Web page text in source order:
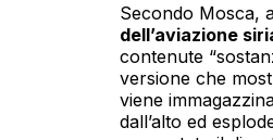
Secondo Mosca,
dell’aviazione
contenute
versione che
viene
dall’alto ed